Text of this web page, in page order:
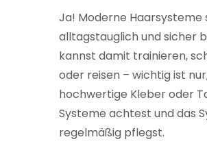
Ja! Moderne Haarsysteme
alltagstauglich und sicher
kannst damit trainieren,
oder reisen – wichtig ist
hochwertige Kleber oder
Systeme achtest und das
regelmäßig pflegst.